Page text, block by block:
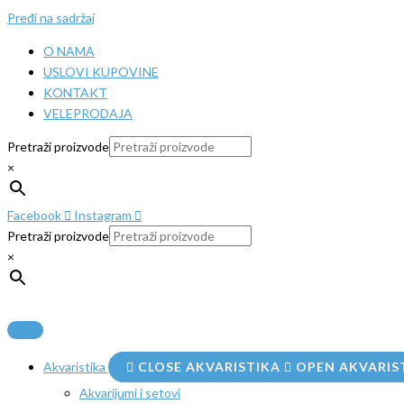
Pređi na sadržaj
O NAMA
USLOVI KUPOVINE
KONTAKT
VELEPRODAJA
Pretraži proizvode
×
Facebook
Instagram
Pretraži proizvode
×
Akvaristika CLOSE AKVARISTIKA
OPEN
Akvarijumi i setovi